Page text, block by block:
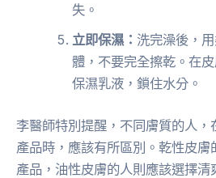
失。
立即保濕： 洗完澡後，
體，不要完全擦乾。在
保濕乳液，鎖住水分。
李醫師特別提醒，不同膚質的人
產品時，應該有所區別。乾性皮
產品，油性皮膚的人則應該選擇清